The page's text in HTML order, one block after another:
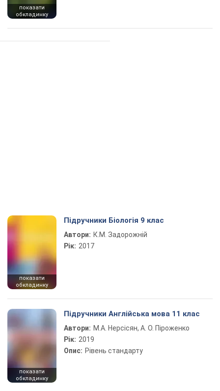
показати
обкладинку
показати
обкладинку
Підручники Біологія 9 клас
Автори: К.М. Задорожній
Рік: 2017
показати
обкладинку
Підручники Англійська мова 11 клас
Автори: М.А. Нерсісян, А. О. Піроженко
Рік: 2019
Опис: Рівень стандарту